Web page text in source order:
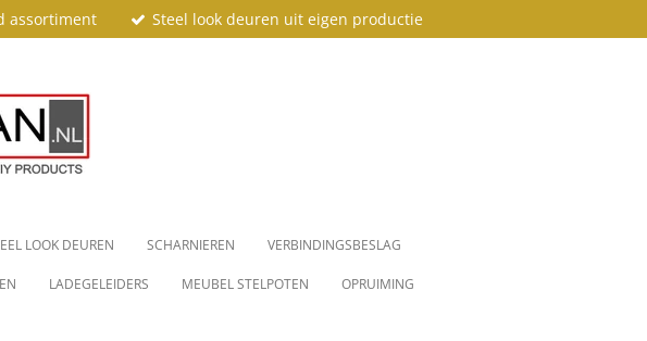
assortiment Steel look deuren uit eigen productie
LOOK DEUREN SCHARNIEREN VERBINDINGSBESLAG
LADEGELEIDERS MEUBEL STELPOTEN OPRUIMING